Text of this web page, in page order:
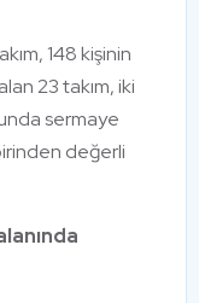
148 kişinin
23 takım, iki
sermaye
değerli